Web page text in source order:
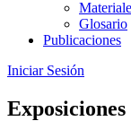
Glosario
Publicaciones
Iniciar Sesión
Exposiciones